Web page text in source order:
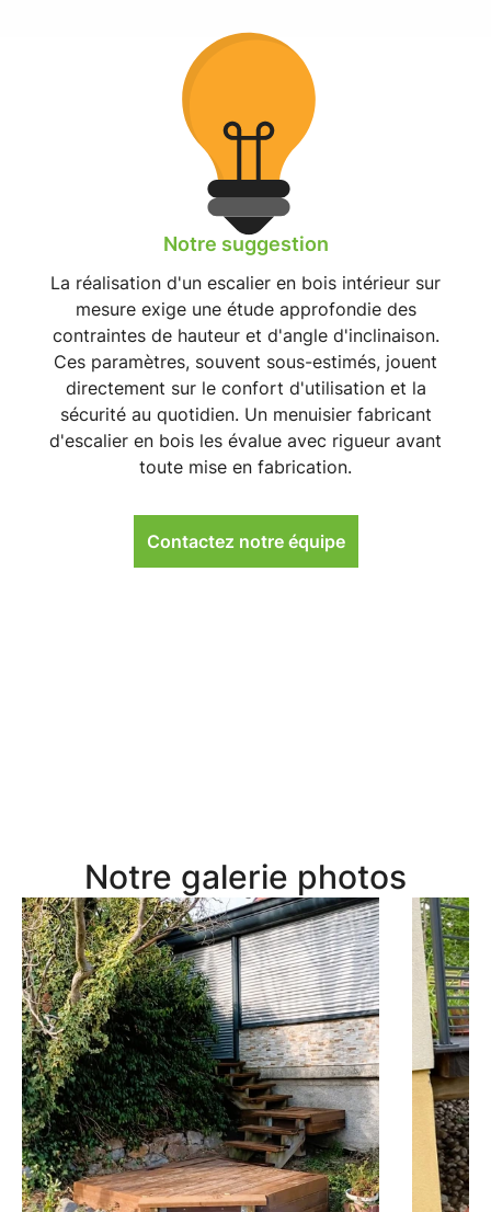
Notre suggestion
La réalisation d'un escalier en bois intérieur sur
mesureexige une étude approfondie des
contraintes de hauteur et d'angle d'inclinaison.
Ces paramètres, souvent sous-estimés, jouent
directement sur le confort d'utilisation et la
sécurité au quotidien. Un menuisier fabricant
d'escalier en bois les évalue avec rigueur avant
toute mise en fabrication.
Contactez notre équipe
Notre galerie photos